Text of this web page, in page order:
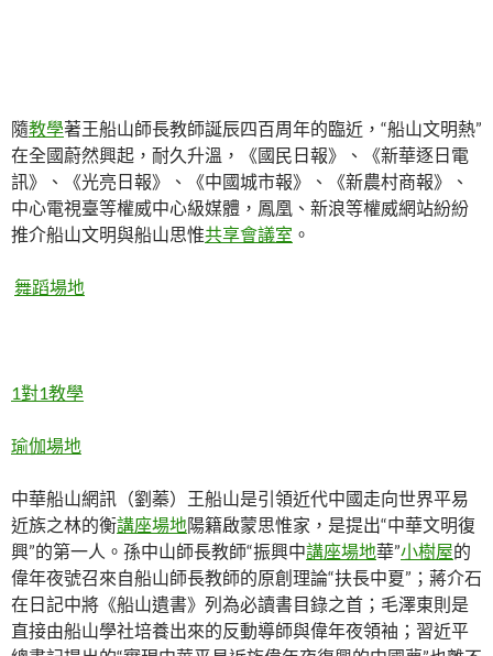
隨教學著王船山師長教師誕辰四百周年的臨近，“船山文明熱”
在全國蔚然興起，耐久升溫，《國民日報》、《新華逐日電
訊》、《光亮日報》、《中國城市報》、《新農村商報》、
中心電視臺等權威中心級媒體，鳳凰、新浪等權威網站紛紛
推介船山文明與船山思惟共享會議室 。
舞蹈場地
1對1教學
瑜伽場地
中華船山網訊（劉蓁）王船山是引領近代中國走向世界平易
近族之林的衡講座場地陽籍啟蒙思惟家，是提出“中華文明復
興”的第一人。孫中山師長教師“振興中講座場地華”小樹屋的
偉年夜號召來自船山師長教師的原創理論“扶長中夏”；蔣介石
在日記中將《船山遺書》列為必讀書目錄之首；毛澤東則是
直接由船山學社培養出來的反動導師與偉年夜領袖；習近平